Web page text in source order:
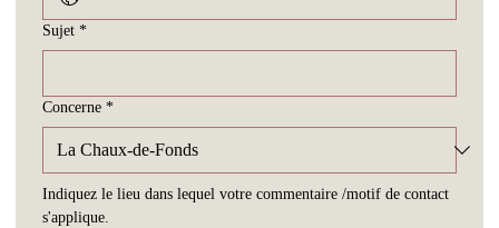
Sujet *
Concerne *
Indiquez le lieu dans lequel votre commentaire /motif de contact
s'applique.